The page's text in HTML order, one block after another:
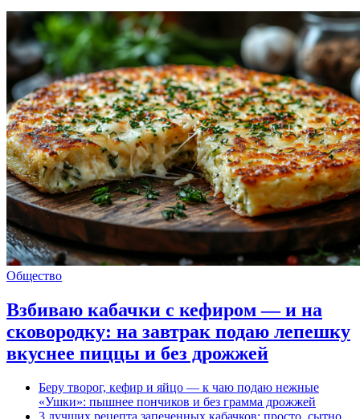
Общество
Взбиваю кабачки с кефиром — и на
сковородку: на завтрак подаю лепешку
вкуснее пиццы и без дрожжей
Беру творог, кефир и яйцо — к чаю подаю нежные
«Ушки»: пышнее пончиков и без грамма дрожжей
3 лучших рецепта запеченных кабачков: просто, сытно,